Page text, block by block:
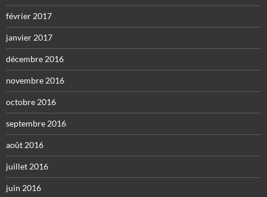
février 2017
janvier 2017
décembre 2016
novembre 2016
octobre 2016
septembre 2016
août 2016
juillet 2016
juin 2016